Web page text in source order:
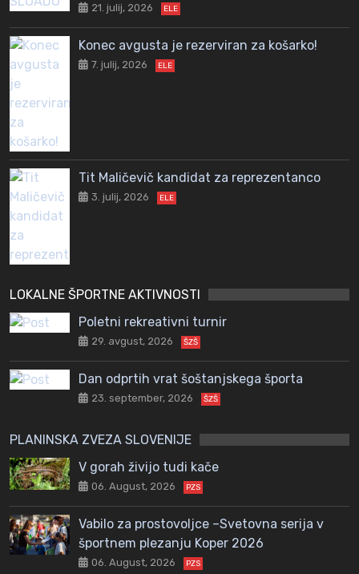
21. julij, 2026 ELE
Konec avgusta je rezerviran za košarko!
7. julij, 2026 ELE
Tit Maličevič kandidat za reprezentanco
3. julij, 2026 ELE
LOKALNE ŠPORTNE AKTIVNOSTI
Poletni rekreativni turnir
29. avgust, 2026 ŠZŠ
Dan odprtih vrat šoštanjskega športa
23. september, 2026 ŠZŠ
PLANINSKA ZVEZA SLOVENIJE
V gorah živijo tudi kače
06. August, 2026 PZS
Vabilo za prostovoljce –Svetovna serija v
športnem plezanju Koper 2026
06. August, 2026 PZS